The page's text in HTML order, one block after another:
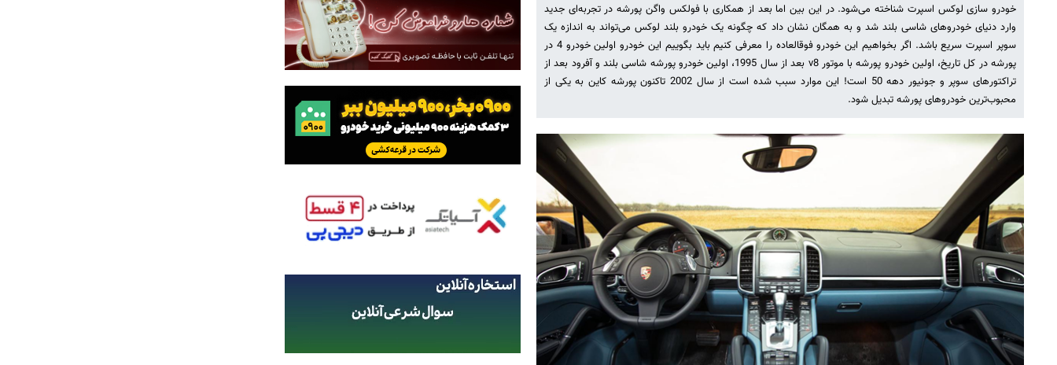
خودرو سازی لوکس اسپرت شناخته می‌شود. در این بین اما بعد از همکاری با فولکس واگن پورشه در تجربه‌ای جدید
وارد دنیای خودروهای شاسی بلند شد و به همگان نشان داد که چگونه یک خودرو بلند لوکس می‌تواند به اندازه یک
سوپر اسپرت سریع باشد. اگر بخواهیم این خودرو فوق‎العاده را معرفی کنیم باید بگوییم این خودرو اولین خودرو 4 در
پورشه در کل تاریخ، اولین خودرو پورشه با موتور v8 بعد از سال 1995، اولین خودرو پورشه شاسی بلند و آفرود بعد از
تراکتورهای سوپر و جونیور دهه 50 است! این موارد سبب شده است از سال 2002 تاکنون پورشه کاین به یکی از
محبوب‌ترین خودروهای پورشه تبدیل شود.